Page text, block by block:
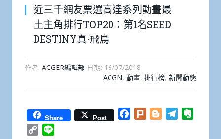
近三千網友票選高達系列動畫最
土主角排行TOP20：第1名SEED
DESTINY真·飛鳥
作者: ACGER編輯部 日期: 16/07/2018
ACGN, 動畫, 排行榜, 新聞動態
Share Post Facebook
Plurk BloggerTelegram
Copy